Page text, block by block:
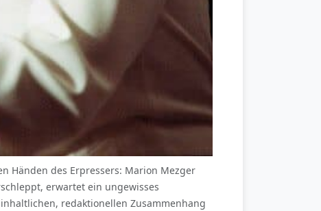
Händen des Erpressers: Marion Mezger
erwartet ein ungewisses
redaktionellen Zusammenhang